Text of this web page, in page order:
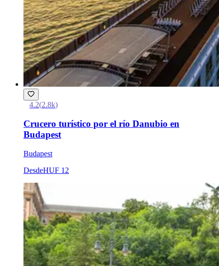
4.2(2.8k)
Crucero turístico por el río Danubio en
Budapest
Budapest
DesdeHUF 12